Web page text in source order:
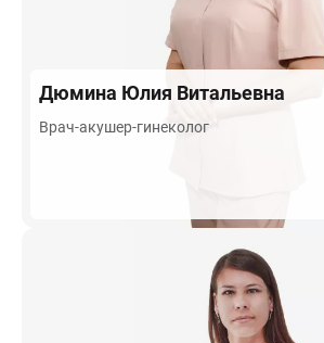
Дюмина Юлия Витальевна
Врач-акушер-гинеколог